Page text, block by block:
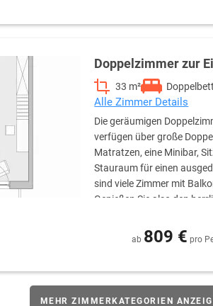
Doppelzimmer zur
33 m² Doppelbett
Alle Zimmer Details
Die geräumigen
verfügen über große
Matratzen, eine Minibar,
Stauraum für einen
sind viele Zimmer mit
Genießen Sie also den
einen Haartrockner und einen
runden die
ab 809 € pro
MEHR ZIMMERKATEGORIEN